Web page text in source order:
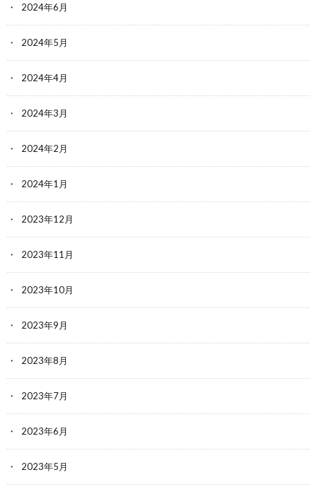
2024年6月
2024年5月
2024年4月
2024年3月
2024年2月
2024年1月
2023年12月
2023年11月
2023年10月
2023年9月
2023年8月
2023年7月
2023年6月
2023年5月